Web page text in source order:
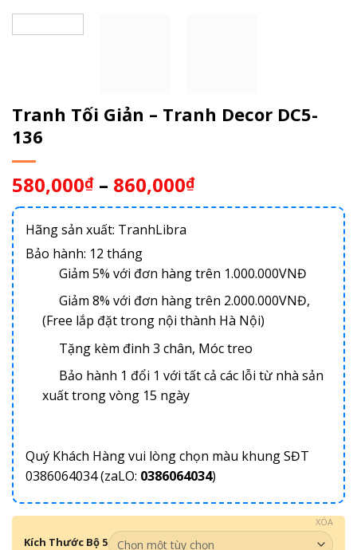
Tranh Tối Giản – Tranh Decor DC5-
136
580,000₫ – 860,000₫
Hãng sản xuất: TranhLibra
Bảo hành: 12 tháng
Giảm 5% với đơn hàng trên 1.000.000VNĐ
Giảm 8% với đơn hàng trên 2.000.000VNĐ,
(Free lắp đặt trong nội thành Hà Nội)
Tặng kèm đinh 3 chân, Móc treo
Bảo hành 1 đổi 1 với tất cả các lỗi từ nhà sản
xuất trong vòng 15 ngày
Quý Khách Hàng vui lòng chọn màu khung SĐT
0386064034 (zaLO: 0386064034)
Kích Thước Bộ 5
XÓA